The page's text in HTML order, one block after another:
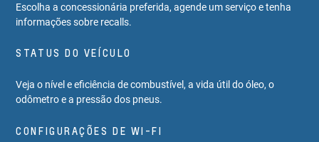
Escolha a concessionária preferida, agende um serviço e tenha
informações sobre recalls.
STATUS DO VEÍCULO
Veja o nível e eficiência de combustível, a vida útil do óleo, o
odômetro e a pressão dos pneus.
CONFIGURAÇÕES DE WI-FI